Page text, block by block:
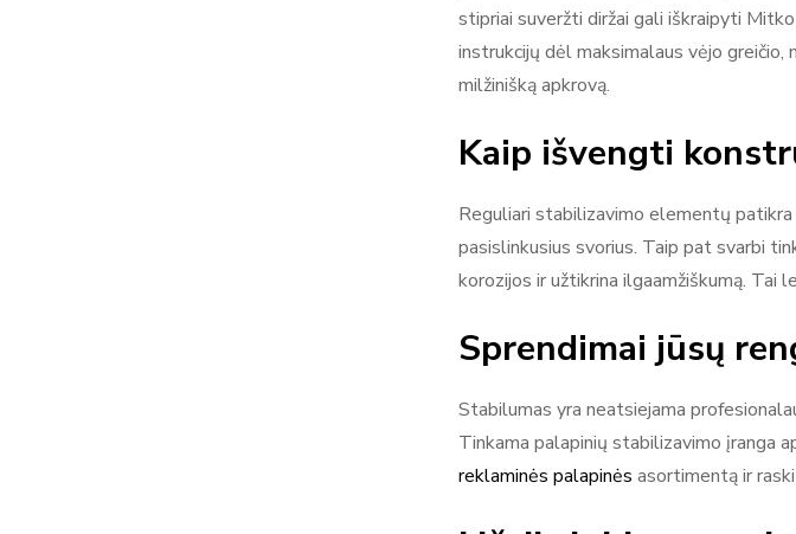
stipriai suveržti diržai gali iškraipyti
instrukcijų dėl maksimalaus vėjo
milžinišką apkrovą.
Kaip išvengti
Reguliari stabilizavimo elementų
pasislinkusius svorius. Taip pat svarbi
korozijos ir užtikrina ilgaamžiškumą. Tai
Sprendimai jūsų
Stabilumas yra neatsiejama
Tinkama palapinių stabilizavimo įranga
reklaminės palapinės asortimentą ir